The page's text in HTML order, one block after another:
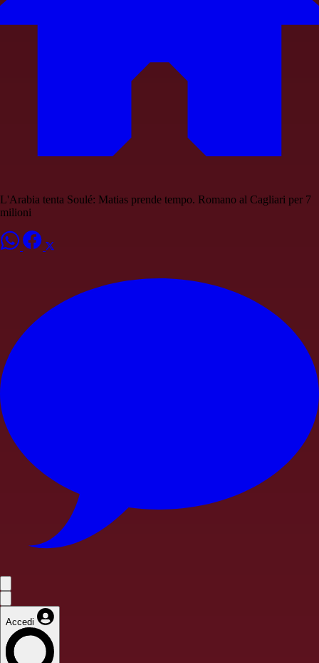
L'Arabia tenta Soulé: Matias prende tempo. Romano al Cagliari per 7
milioni
Accedi